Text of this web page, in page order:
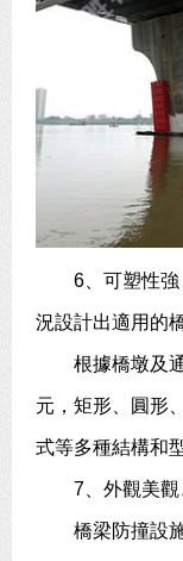
6、可塑性
況設計出適用的
根據橋墩及
元，矩形、圓形
式等多種結構和
7、外觀美觀
橋梁防撞設